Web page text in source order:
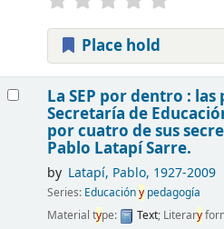
Place hold
La SEP por dentro :
Secretaría de
por cuatro de sus
Pablo Latapí Sarre.
by Latapí, Pablo, 1927-2009
Series: Educaciónypedagogía
Material type: Text; Literary